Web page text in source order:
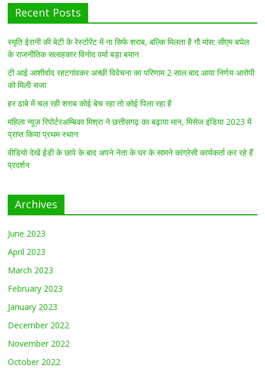
Recent Posts
स्मृति ईरानी की बेटी के रेस्टोरेंट में ना सिर्फ शराब, बल्कि मिलता है गौ मांस: सीएम बघेल
के राजनीतिक सलाहकार विनोद वर्मा बड़ा बयान
टी आई आशीर्वाद रहटगांवकर अच्छी विवेचना का परिणाम 2 साल बाद आया निर्णय आरोपी
को मिली सजा
हर ढाबे में चल रही शराब कोई बेच रहा तो कोई पिला रहा है
महिला न्यूज़ रिपोर्टरअम्बिका मिश्रा ने छत्तीसगढ़ का बढ़ाया मान, मिसेज इंडिया 2023 में
प्राप्त किया प्रथम स्थान
वीडियो देखें ईडी के छापे के बाद अपने नेता के घर के सामने कांग्रेसी कार्यकर्ता कर रहे हैं
प्रदर्शन
Archives
June 2023
April 2023
March 2023
February 2023
January 2023
December 2022
November 2022
October 2022